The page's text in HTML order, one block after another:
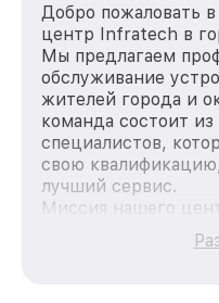
Добро пожаловать
центр Infratech в
Мы предлагаем
обслуживание
жителей города и
команда состоит
специалистов,
свою
лучший сервис.
Миссия нашего
качественный и
каждого